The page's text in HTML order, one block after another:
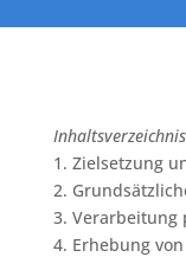
Inhaltsverzeichnis
1. Zielsetzung
2.
3. Verarbeitung
4. Erhebung